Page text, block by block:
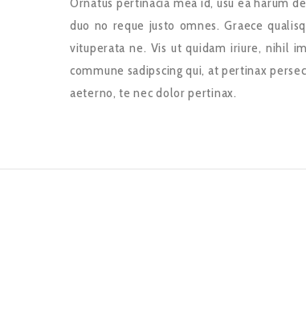
duo no reque justo omnes. Graece
vituperata ne. Vis ut quidam iriure, nihil
commune sadipscing qui, at pertinax
aeterno, te nec dolor pertinax.